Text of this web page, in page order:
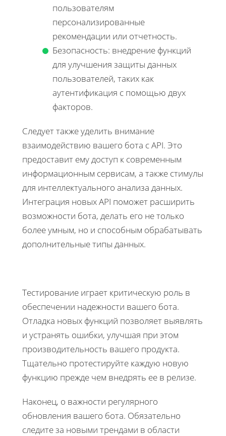
пользователям
персонализированные
рекомендации или отчетность.
Безопасность: внедрение функций
для улучшения защиты данных
пользователей, таких как
аутентификация с помощью двух
факторов.
Следует также уделить внимание
взаимодействию вашего бота с API. Это
предоставит ему доступ к современным
информационным сервисам, а также стимулы
для интеллектуального анализа данных.
Интеграция новых API поможет расширить
возможности бота, делать его не только
более умным, но и способным обрабатывать
дополнительные типы данных.
Тестирование играет критическую роль в
обеспечении надежности вашего бота.
Отладка новых функций позволяет выявлять
и устранять ошибки, улучшая при этом
производительность вашего продукта.
Тщательно протестируйте каждую новую
функцию прежде чем внедрять ее в релизе.
Наконец, о важности регулярного
обновления вашего бота. Обязательно
следите за новыми трендами в области